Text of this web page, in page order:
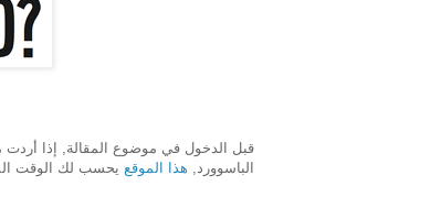
قبل الدخول في موضوع المقالة, إذا أردت
الباسوورد, هذا الموقع يحسب لك الوقت